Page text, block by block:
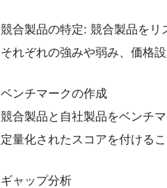
競合製品の特定: 競合製品をリ
それぞれの強みや弱み、価格
ベンチマークの作成
競合製品と自社製品をベンチマ
定量化されたスコアを付ける
ギャップ分析